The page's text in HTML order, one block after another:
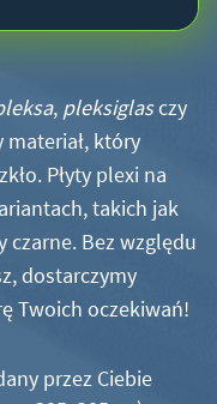
, pleksiglasczy
który
Płyty plexi na
takich jak
czarne. Bez względu
dostarczymy
Twoich oczekiwań!
przez Ciebie